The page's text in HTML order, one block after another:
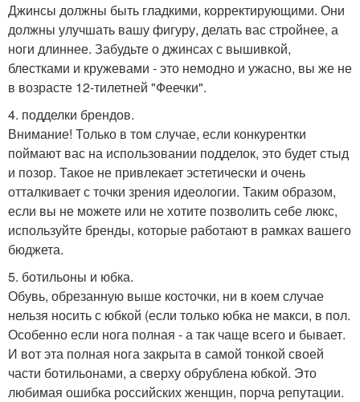
Джинсы должны быть гладкими, корректирующими. Они
должны улучшать вашу фигуру, делать вас стройнее, а
ноги длиннее. Забудьте о джинсах с вышивкой,
блестками и кружевами - это немодно и ужасно, вы же не
в возрасте 12-тилетней "Феечки".
4. подделки брендов.
Внимание! Только в том случае, если конкурентки
поймают вас на использовании подделок, это будет стыд
и позор. Такое не привлекает эстетически и очень
отталкивает с точки зрения идеологии. Таким образом,
если вы не можете или не хотите позволить себе люкс,
используйте бренды, которые работают в рамках вашего
бюджета.
5. ботильоны и юбка.
Обувь, обрезанную выше косточки, ни в коем случае
нельзя носить с юбкой (если только юбка не макси, в пол.
Особенно если нога полная - а так чаще всего и бывает.
И вот эта полная нога закрыта в самой тонкой своей
части ботильонами, а сверху обрублена юбкой. Это
любимая ошибка российских женщин, порча репутации.